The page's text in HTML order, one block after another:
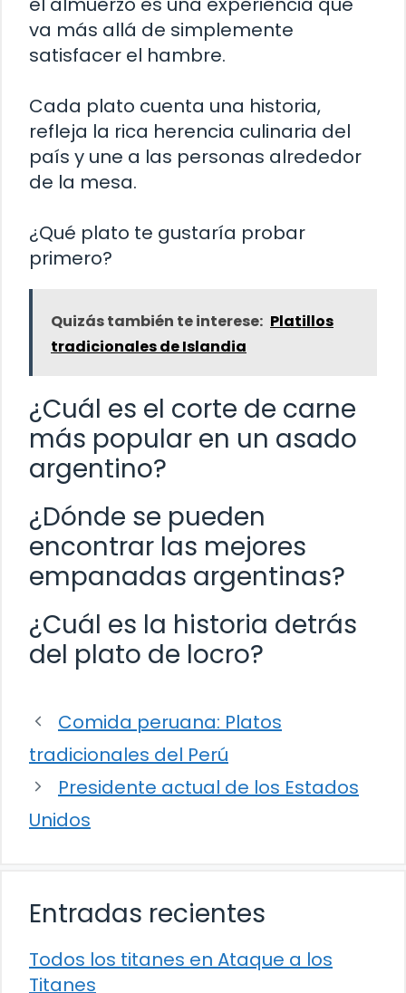
va más allá de simplemente
satisfacer el hambre.
Cada plato cuenta una historia,
refleja la rica herencia culinaria del
país y une a las personas alrededor
de la mesa.
¿Qué plato te gustaría probar
primero?
Quizás también te interese: Platillos
tradicionales de Islandia
¿Cuál es el corte de carne
más popular en un asado
argentino?
¿Dónde se pueden
encontrar las mejores
empanadas argentinas?
¿Cuál es la historia detrás
del plato de locro?
Comida peruana: Platos
tradicionales del Perú
Presidente actual de los Estados
Unidos
Entradas recientes
Todos los titanes en Ataque a los
Titanes